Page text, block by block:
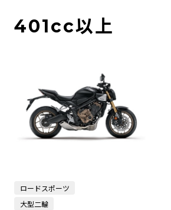
401cc以上
ロードスポーツ
大型二輪